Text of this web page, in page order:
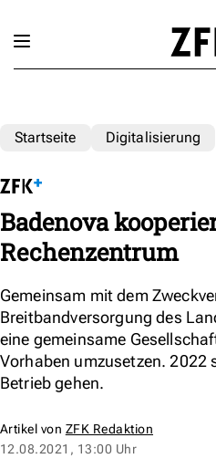
Startseite Digitalisierung
Badenova
Rechenzentrum
Gemeinsam mit dem
Breitbandversorgung des
eine gemeinsame
Vorhaben umzusetzen. 2022
Betrieb gehen.
Artikel von ZFK Redaktion
12.08.2021, 13:00 Uhr